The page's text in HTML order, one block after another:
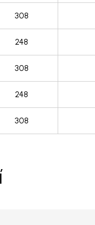
308
248
308
248
308